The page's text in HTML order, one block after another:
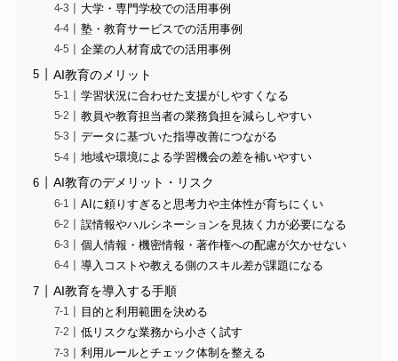
大学・専門学校での活用事例
塾・教育サービスでの活用事例
企業の人材育成での活用事例
AI教育のメリット
学習状況に合わせた支援がしやすくなる
教員や教育担当者の業務負担を減らしやすい
データに基づいた指導改善につながる
地域や環境による学習機会の差を補いやすい
AI教育のデメリット・リスク
AIに頼りすぎると思考力や主体性が育ちにくい
誤情報やハルシネーションを見抜く力が必要になる
個人情報・機密情報・著作権への配慮が欠かせない
導入コストや教える側のスキル差が課題になる
AI教育を導入する手順
目的と利用範囲を決める
低リスクな業務から小さく試す
利用ルールとチェック体制を整える